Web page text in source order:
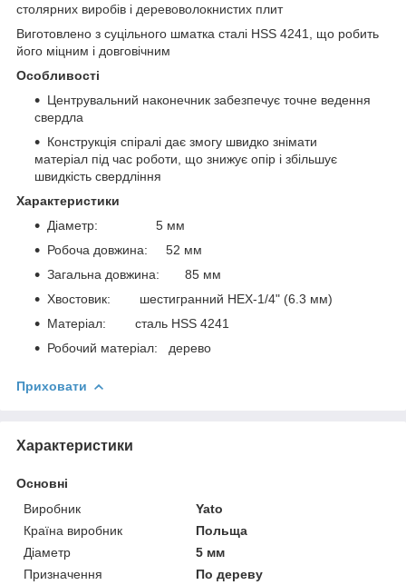
столярних виробів і деревоволокнистих плит
Виготовлено з суцільного шматка сталі HSS 4241, що робить
його міцним і довговічним
Особливості
Центрувальний наконечник забезпечує точне ведення
свердла
Конструкція спіралі дає змогу швидко знімати
матеріал під час роботи, що знижує опір і збільшує
швидкість свердління
Характеристики
Діаметр: 5 мм
Робоча довжина: 52 мм
Загальна довжина: 85 мм
Хвостовик: шестигранний HEX-1/4" (6.3 мм)
Матеріал: сталь HSS 4241
Робочий матеріал: дерево
Приховати
Характеристики
Основні
Виробник
Yato
Країна виробник
Польща
Діаметр
5 мм
Призначення
По дереву